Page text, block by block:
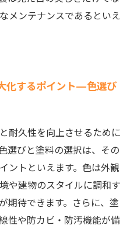
メンテナンスであるといえ
化するポイント—色選び
耐久性を向上させるために
選びと塗料の選択は、その
ントといえます。色は外観
や建物のスタイルに調和す
期待できます。さらに、塗
性や防カビ・防汚機能が備